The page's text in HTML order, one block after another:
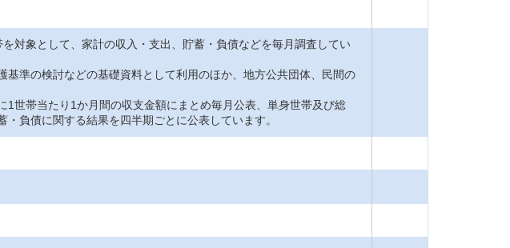
対象として、家計の収入・支出、貯蓄・負債などを毎月調査してい
準の検討などの基礎資料として利用のほか、地方公共団体、民間の
世帯当たり1か月間の収支金額にまとめ毎月公表、単身世帯及び総
負債に関する結果を四半期ごとに公表しています。